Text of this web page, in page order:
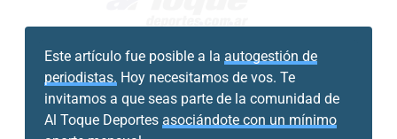
Este artículo fue posible a la autogestión de
periodistas. Hoy necesitamos de vos. Te
invitamos a que seas parte de la comunidad de
Al Toque Deportes asociándote con un mínimo